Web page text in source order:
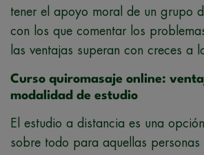
tener el apoyo moral de un grupo
con los que comentar los
las ventajas superan con creces a
Curso quiromasaje online:
modalidad de estudio
El estudio a distancia es una
sobre todo para aquellas personas